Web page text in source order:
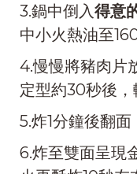
3.鍋中倒入得意
中小火熱油至
4.慢慢將豬肉片
定型約30秒後，
5.炸1分鐘後翻面
6.炸至雙面呈現